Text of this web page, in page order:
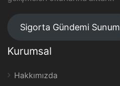
Sigorta Gündemi Sunum
Kurumsal
Hakkımızda